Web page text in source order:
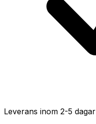
Leverans inom 2-5 dagar